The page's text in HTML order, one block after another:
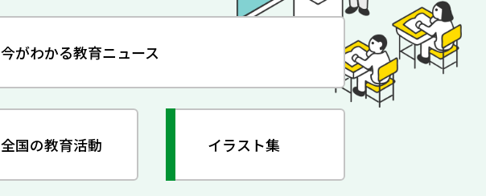
今がわかる教育ニュース
全国の教育活動 イラスト集